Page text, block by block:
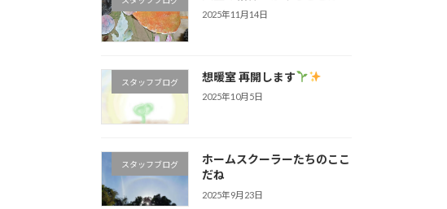
2025年11月14日
スタッフブログ 想暖室 再開します
2025年10月5日
スタッフブログ
ホームスクーラーたちのここ
だね
2025年9月23日